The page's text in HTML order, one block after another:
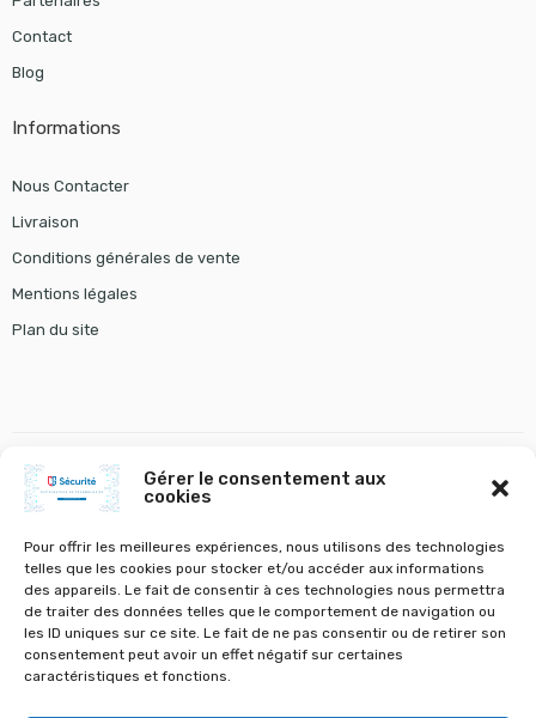
Gérer le consentement aux
cookies
Pour offrir les meilleures expériences, nous utilisons des technologies
telles que les cookies pour stocker et/ou accéder aux informations
des appareils. Le fait de consentir à ces technologies nous permettra
de traiter des données telles que le comportement de navigation ou
les ID uniques sur ce site. Le fait de ne pas consentir ou de retirer son
consentement peut avoir un effet négatif sur certaines
caractéristiques et fonctions.
Contact
Blog
Informations
Nous Contacter
Livraison
Conditions générales de vente
Mentions légales
Plan du site
gestion chauffage tourniquet gunnebo
VOLETS A BATTANTS ET STORES VOLETS ROULANTS
© CS Sécurité